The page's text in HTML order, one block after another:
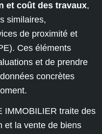
et coût des travaux,
similaires,
de proximité et
Ces éléments
et de prendre
concrètes
IMMOBILIER traite des
et la vente de biens